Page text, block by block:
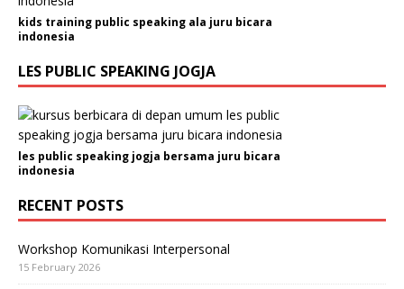
kids training public speaking ala juru bicara
indonesia
LES PUBLIC SPEAKING JOGJA
les public speaking jogja bersama juru bicara
indonesia
RECENT POSTS
Workshop Komunikasi Interpersonal
15 February 2026